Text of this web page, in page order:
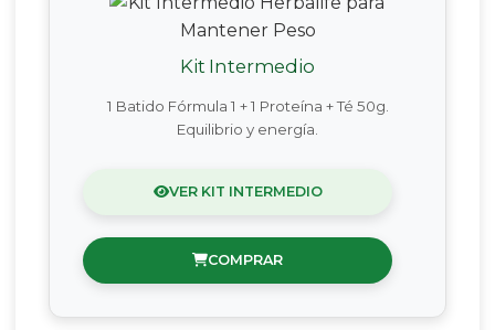
Kit Intermedio
1 Batido Fórmula 1 + 1 Proteína + Té 50g.
Equilibrio y energía.
VER KIT INTERMEDIO
COMPRAR